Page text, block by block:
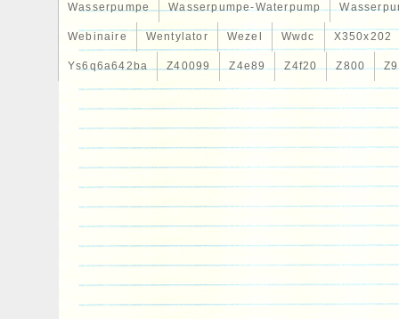
Wasserpumpe Wasserpumpe-Waterpump
Webinaire Wentylator Wezel Wwdc X350x202
Ys6q6a642ba Z40099 Z4e89 Z4f20 Z800